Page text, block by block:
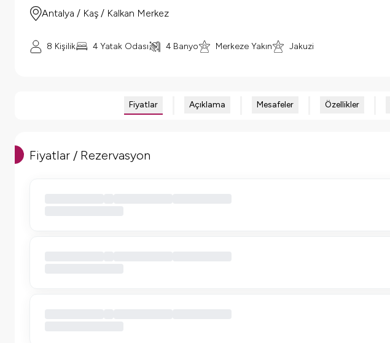
Antalya / Kaş / Kalkan Merkez
8 Kişilik 4 Yatak Odası 4 Banyo Merkeze Yakın Jakuzi
Fiyatlar Açıklama Mesafeler Özellikler
Fiyatlar / Rezervasyon